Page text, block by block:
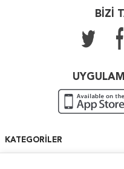
BİZİ
KATEGORILER